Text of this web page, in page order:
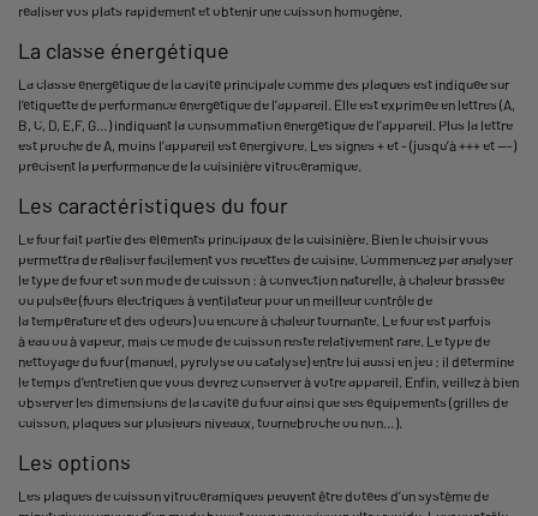
réaliser vos plats rapidement et obtenir une cuisson homogène.
La classe énergétique
La classe énergétique de la cavité principale comme des plaques est indiquée sur
l’étiquette de performance énergétique de l’appareil. Elle est exprimée en lettres (A,
B, C, D, E,F, G…) indiquant la consommation énergétique de l’appareil. Plus la lettre
est proche de A, moins l’appareil est énergivore. Les signes + et - (jusqu’à +++ et ---)
précisent la performance de la cuisinière vitrocéramique.
Les caractéristiques du four
Le four fait partie des éléments principaux de la cuisinière. Bien le choisir vous
permettra de réaliser facilement vos recettes de cuisine. Commencez par analyser
le type de four et son mode de cuisson : à convection naturelle, à chaleur brassée
ou pulsée (fours électriques à ventilateur pour un meilleur contrôle de
la température et des odeurs) ou encore à chaleur tournante. Le four est parfois
à eau ou à vapeur, mais ce mode de cuisson reste relativement rare. Le type de
nettoyage du four (manuel, pyrolyse ou catalyse) entre lui aussi en jeu : il détermine
le temps d’entretien que vous devrez conserver à votre appareil. Enfin, veillez à bien
observer les dimensions de la cavité du four ainsi que ses équipements (grilles de
cuisson, plaques sur plusieurs niveaux, tournebroche ou non…).
Les options
Les plaques de cuisson vitrocéramiques peuvent être dotées d’un système de